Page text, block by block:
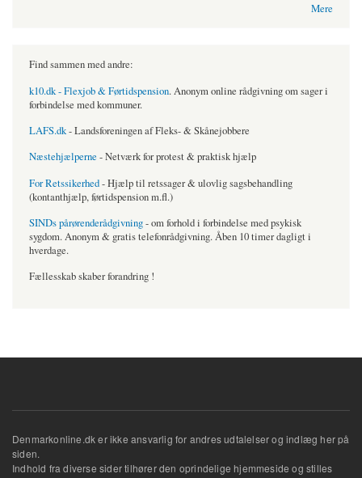
Mere
Find sammen med andre:
k10.dk - Flexjob & Førtidspension. Anonym online rådgivning om sager i
forbindelse med kommuner.
LAFS.dk- Landsforeningen af Fleks- & Skånejobbere
Næstehjælperne - Netværk for protest & praktisk hjælp
For Retssikerhed- Hjælp til retssager & ulovlig sagsbehandling
(kontanthjælp, førtidspension m.fl.)
SINDs pårørenderådgivning- om forhold i forbindelse med psykisk
sygdom. Anonym & gratis telefonrådgivning. Åben 10 timer dagligt i
hverdage.
Fællesskab skaber forandring !
Denmarkonline.dk er ikke ansvarlig for andres udtalelser og indlæg her på
siden.
Indhold fra diverse sider tilhører den oprindelige hjemmeside og stilles